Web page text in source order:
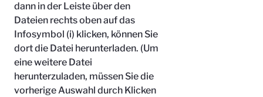
dann in der Leiste über den
Dateien rechts oben auf das
Infosymbol (i) klicken, können Sie
dort die Datei herunterladen. (Um
eine weitere Datei
herunterzuladen, müssen Sie die
vorherige Auswahl durch Klicken